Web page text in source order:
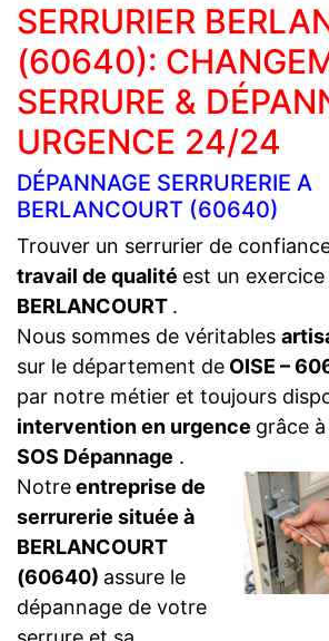
SERRURIER
(60640):
SERRURE &
URGENCE 24/24
DÉPANNAGE SERRURERIE A
BERLANCOURT (60640)
Trouver un serrurier de
travail de qualité est un
BERLANCOURT .
Nous sommes de véritables
sur le département de OISE –
par notre métier et toujours
intervention en urgence grâce
SOS Dépannage .
Notreentreprise de
serrurerie située à
BERLANCOURT
(60640) assure le
dépannage de votre